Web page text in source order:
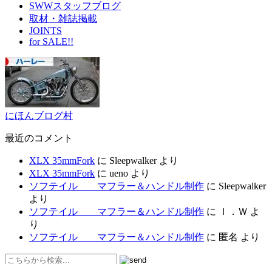
SWWスタッフブログ
取材・雑誌掲載
JOINTS
for SALE!!
にほんブログ村
最近のコメント
XLX 35mmFork に Sleepwalkerより
XLX 35mmFork に ueno より
ソフテイル マフラー＆ハンドル制作 に Sleepwalker
より
ソフテイル マフラー＆ハンドル制作 に Ｉ．Ｗ よ
り
ソフテイル マフラー＆ハンドル制作 に 匿名 より